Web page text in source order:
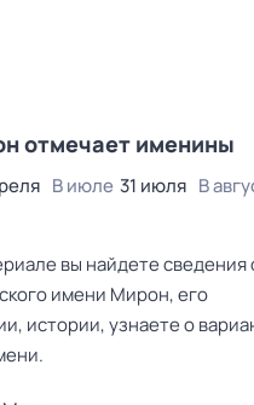
отмечает именины
В июле 31 июля В
вы найдете сведения
имени Мирон, его
истории, узнаете о